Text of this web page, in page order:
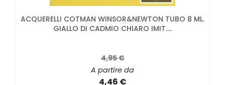
ACQUERELLI COTMAN WINSOR&NEWTON TUBO 8 ML.
GIALLO DI CADMIO CHIARO IMIT....
4,95 €
A partire da
4,46 €